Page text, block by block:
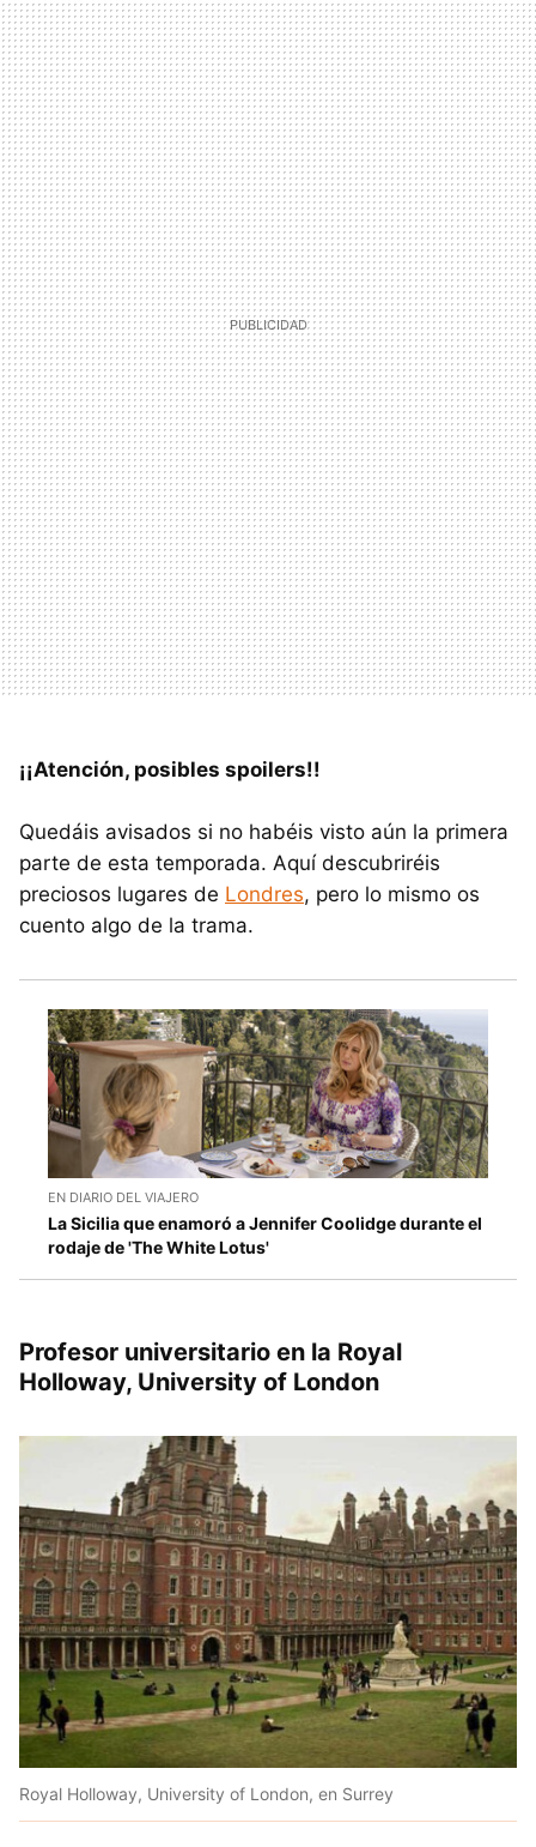
¡¡Atención, posibles spoilers!!
Quedáis avisados si no habéis visto aún la primera
parte de esta temporada. Aquí descubriréis
preciosos lugares de Londres, pero lo mismo os
cuento algo de la trama.
EN DIARIO DEL VIAJERO
La Sicilia que enamoró a Jennifer Coolidge durante el
rodaje de 'The White Lotus'
Profesor universitario en la Royal
Holloway, University of London
Royal Holloway, University of London, en Surrey